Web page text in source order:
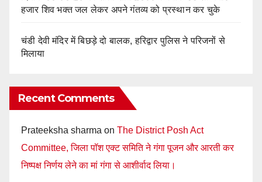
हजार शिव भक्त जल लेकर अपने गंतव्य को प्रस्थान कर चुके
चंडी देवी मंदिर में बिछड़े दो बालक, हरिद्वार पुलिस ने परिजनों से
मिलाया
Recent Comments
Prateeksha sharma on The District Posh Act
Committee, जिला पॉश एक्ट समिति ने गंगा पूजन और आरती कर
निष्पक्ष निर्णय लेने का मां गंगा से आशीर्वाद लिया।